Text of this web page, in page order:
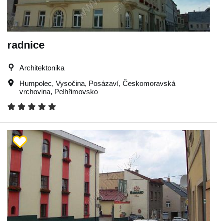
radnice
Architektonika
Humpolec, Vysočina, Posázaví, Českomoravská
vrchovina, Pelhřimovsko